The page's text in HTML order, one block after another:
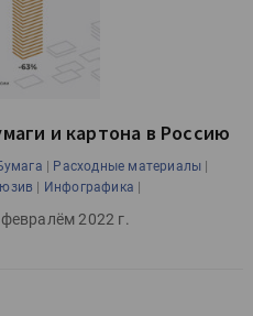
и картона в Россию
| Расходные материалы |
| Инфографика |
2022 г.